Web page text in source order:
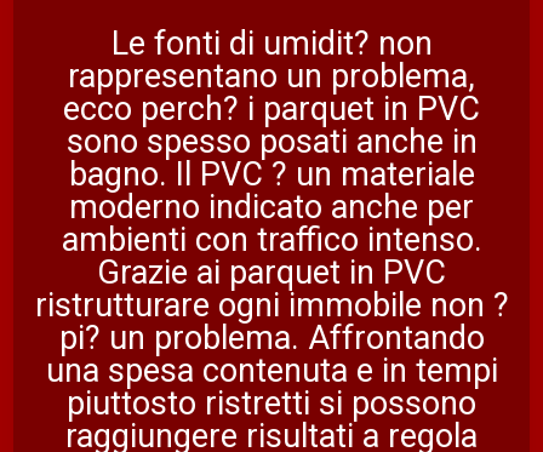
Le fonti di umidit? non
rappresentano un problema,
ecco perch? i parquet in PVC
sono spesso posati anche in
bagno. Il PVC ? un materiale
moderno indicato anche per
ambienti con traffico intenso.
Grazie ai parquet in PVC
ristrutturare ogni immobile non ?
pi? un problema. Affrontando
una spesa contenuta e in tempi
piuttosto ristretti si possono
raggiungere risultati a regola